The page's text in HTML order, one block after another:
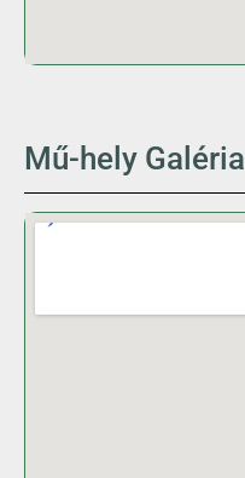
Mű-hely Galéria